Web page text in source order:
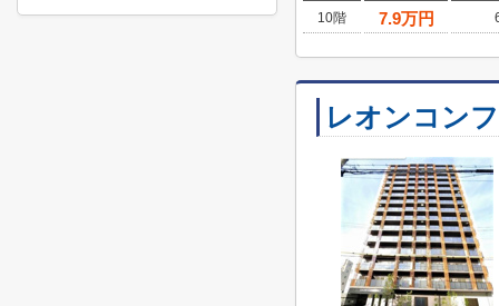
10階
7.9万円
レオンコン